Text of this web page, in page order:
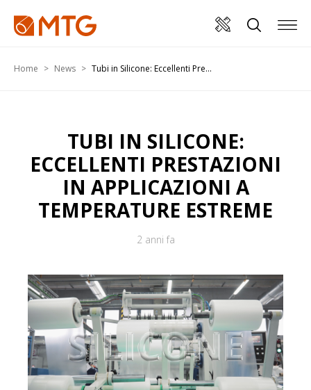
Home News Tubi in Silicone: Eccellenti Pre...
TUBI IN SILICONE:
ECCELLENTI PRESTAZIONI
IN APPLICAZIONI A
TEMPERATURE ESTREME
2 anni fa